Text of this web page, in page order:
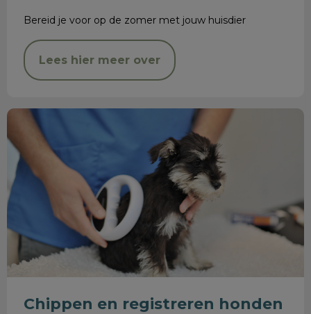
Bereid je voor op de zomer met jouw huisdier
Lees hier meer over
Chippen en registreren honden
Chippen en registreren honden